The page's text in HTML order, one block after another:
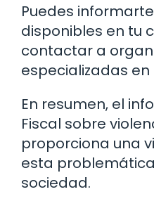
Puedes
disponibles en tu
contactar a
especializadas
En resumen, el
Fiscal sobre
proporciona una
esta
sociedad.